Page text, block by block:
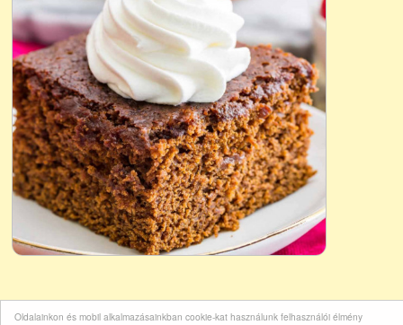
Oldalainkon és mobil alkalmazásainkban cookie-kat használunk felhasználói élmény